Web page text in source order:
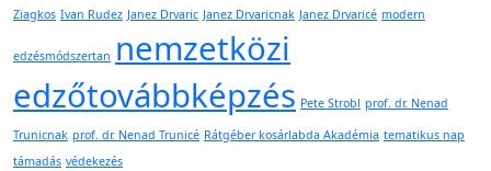
Ziagkos Ivan Rudez Janez Drvaric Janez Drvaricnak Janez Drvaricé modern
edzésmódszertan nemzetközi
edzőtovábbképzés Pete Strobl prof. dr. Nenad
Trunicnak prof. dr. Nenad Trunicé Rátgéber kosárlabda Akadémia tematikus nap
támadás védekezés